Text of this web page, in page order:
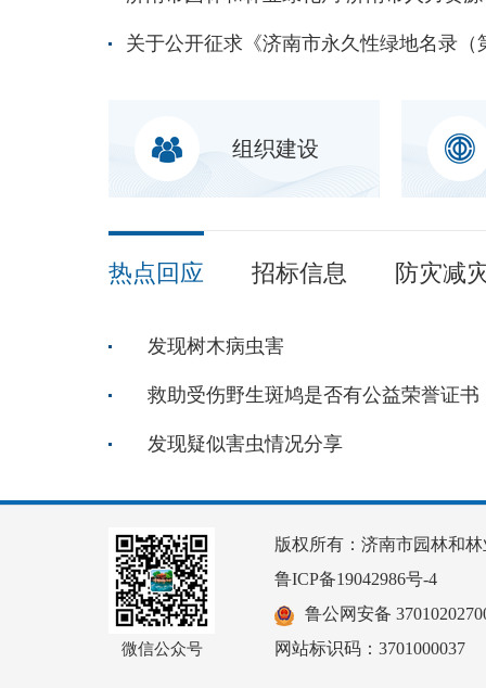
组织建设
热点回应 招标信息 防灾减
发现树木病虫害
救助受伤野生斑鸠是否有公益荣誉证书
发现疑似害虫情况分享
微信公众号
版权所有：济南市园林和
鲁ICP备19042986号-4
鲁公网安备
网站标识码：3701000037